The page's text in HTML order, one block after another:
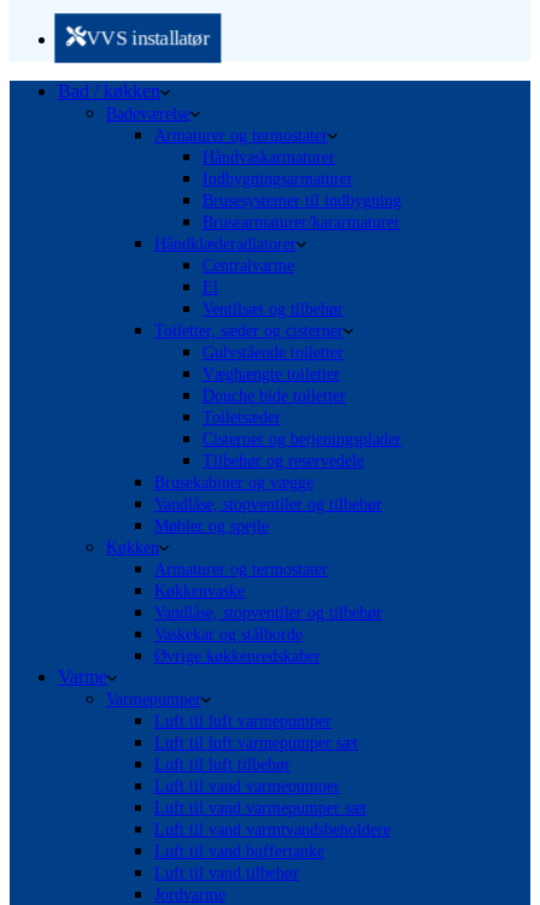
VVS installatør
Bad / køkken
Badeværelse
Armaturer og termostater
Håndvaskarmaturer
Indbygningsarmaturer
Brusesystemer til indbygning
Brusearmaturer/kararmaturer
Håndklæderadiatorer
Centralvarme
El
Ventilsæt og tilbehør
Toiletter, sæder og cisterner
Gulvstående toiletter
Væghængte toiletter
Douche bide toiletter
Toiletsæder
Cisterner og betjeningsplader
Tilbehør og reservedele
Brusekabiner og vægge
Vandlåse, stopventiler og tilbehør
Møbler og spejle
Køkken
Armaturer og termostater
Køkkenvaske
Vandlåse, stopventiler og tilbehør
Vaskekar og stålborde
Øvrige køkkenredskaber
Varme
Varmepumper
Luft til luft varmepumper
Luft til luft varmepumper sæt
Luft til luft tilbehør
Luft til vand varmepumper
Luft til vand varmepumper sæt
Luft til vand varmtvandsbeholdere
Luft til vand buffertanke
Luft til vand tilbehør
Jordvarme